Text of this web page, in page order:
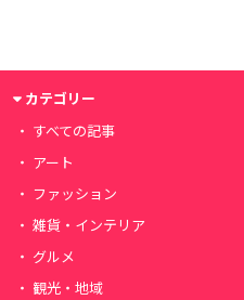
カテゴリー
すべての記事
アート
ファッション
雑貨・インテリア
グルメ
観光・地域